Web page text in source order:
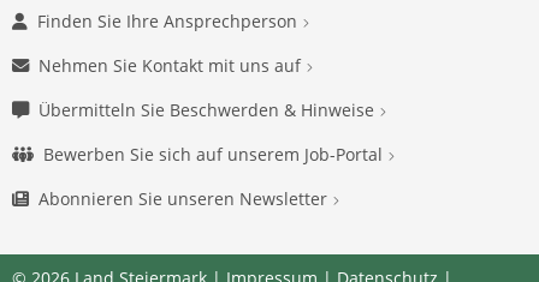
Finden Sie Ihre Ansprechperson
Nehmen Sie Kontakt mit uns auf
Übermitteln Sie Beschwerden & Hinweise
Bewerben Sie sich auf unserem Job-Portal
Abonnieren Sie unseren Newsletter